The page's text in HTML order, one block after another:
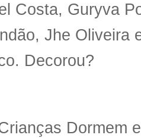
Costa, Guryva
Jhe Oliveira
Decorou?
Dormem